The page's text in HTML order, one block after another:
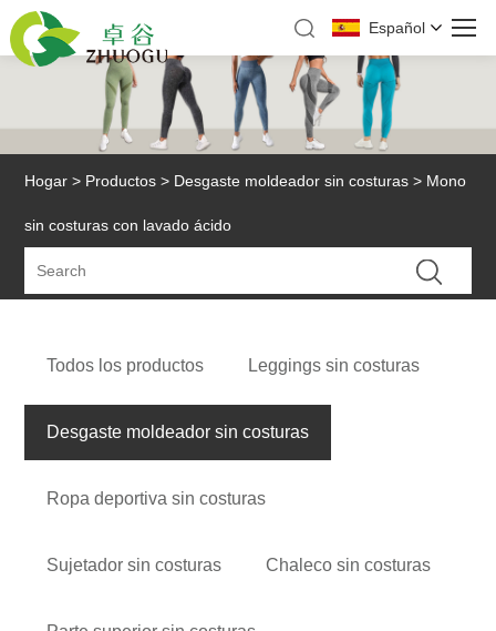
Español
Hogar > Productos > Desgaste moldeador sin costuras > Mono
sin costuras con lavado ácido
Todos los productos Leggings sin costuras
Desgaste moldeador sin costuras
Ropa deportiva sin costuras
Sujetador sin costuras Chaleco sin costuras